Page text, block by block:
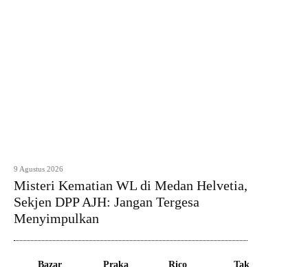
9 Agustus 2026
Misteri Kematian WL di Medan Helvetia,
Sekjen DPP AJH: Jangan Tergesa
Menyimpulkan
Bazar
Praka
Rico
Tak